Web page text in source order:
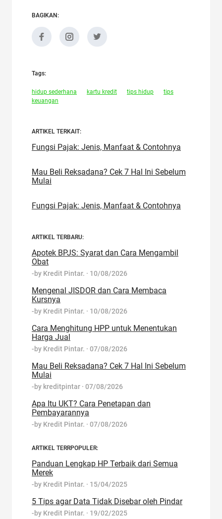
BAGIKAN:
Tags:
hidup sederhana kartu kredit tips hidup
tips
keuangan
ARTIKEL TERKAIT:
Fungsi Pajak: Jenis, Manfaat & Contohnya
Mau Beli Reksadana? Cek 7 Hal Ini Sebelum
Mulai
Fungsi Pajak: Jenis, Manfaat & Contohnya
ARTIKEL TERBARU:
Apotek BPJS: Syarat dan Cara Mengambil
Obat
-by Kredit Pintar. · 10/08/2026
Mengenal JISDOR dan Cara Membaca
Kursnya
-by Kredit Pintar. · 10/08/2026
Cara Menghitung HPP untuk Menentukan
Harga Jual
-by Kredit Pintar. · 07/08/2026
Mau Beli Reksadana? Cek 7 Hal Ini Sebelum
Mulai
-by kreditpintar · 07/08/2026
Apa Itu UKT? Cara Penetapan dan
Pembayarannya
-by Kredit Pintar. · 07/08/2026
ARTIKEL TERRPOPULER:
Panduan Lengkap HP Terbaik dari Semua
Merek
-by Kredit Pintar. · 15/04/2025
5 Tips agar Data Tidak Disebar oleh Pindar
-by Kredit Pintar. · 19/02/2025